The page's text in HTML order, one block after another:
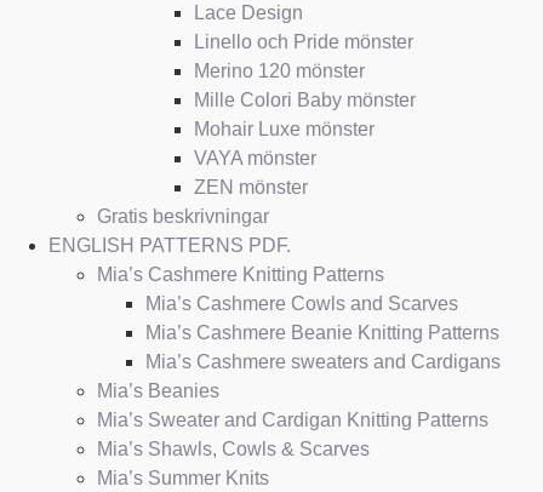
Lace Design
Linello och Pride mönster
Merino 120 mönster
Mille Colori Baby mönster
Mohair Luxe mönster
VAYA mönster
ZEN mönster
Gratis beskrivningar
ENGLISH PATTERNS PDF.
Mia’s Cashmere Knitting Patterns
Mia’s Cashmere Cowls and Scarves
Mia’s Cashmere Beanie Knitting Patterns
Mia’s Cashmere sweaters and Cardigans
Mia’s Beanies
Mia’s Sweater and Cardigan Knitting Patterns
Mia’s Shawls, Cowls & Scarves
Mia’s Summer Knits